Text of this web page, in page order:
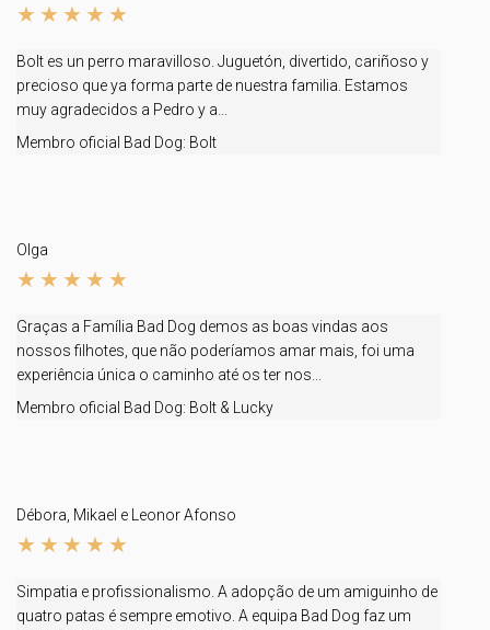
Bolt es un perro maravilloso. Juguetón, divertido, cariñoso y
precioso que ya forma parte de nuestra familia. Estamos
muy agradecidos a Pedro y a...
Membro oficial Bad Dog: Bolt
Olga
Graças a Família Bad Dog demos as boas vindas aos
nossos filhotes, que não poderíamos amar mais, foi uma
experiência única o caminho até os ter nos...
Membro oficial Bad Dog: Bolt & Lucky
Débora, Mikael e Leonor Afonso
Simpatia e profissionalismo. A adopção de um amiguinho de
quatro patas é sempre emotivo. A equipa Bad Dog faz um